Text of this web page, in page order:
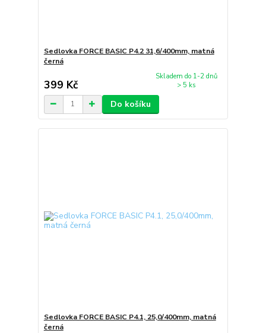
Sedlovka FORCE BASIC P4.2 31,6/400mm, matná
černá
399 Kč
Skladem do 1-2 dnů
> 5 ks
Do košíku
Sedlovka FORCE BASIC P4.1, 25,0/400mm, matná
černá